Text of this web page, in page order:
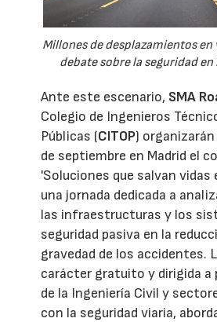
Millones de desplazamientos en
debate sobre la seguridad en
Ante este escenario, SMA
Colegio de Ingenieros
Públicas (CITOP)
de septiembre en Madrid el
'Soluciones que salvan vidas
una jornada dedicada a
las infraestructuras y los
seguridad pasiva en la
gravedad de los accidentes.
carácter gratuito y dirigida a
de la Ingeniería Civil y
con la seguridad viaria,